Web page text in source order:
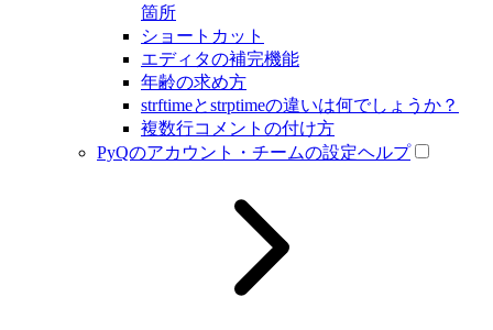
箇所
ショートカット
エディタの補完機能
年齢の求め方
strftimeとstrptimeの違いは何でしょうか？
複数行コメントの付け方
PyQのアカウント・チームの設定ヘルプ